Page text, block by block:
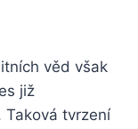
věd však
již
Taková tvrzení